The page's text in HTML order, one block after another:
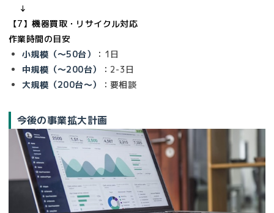
    ↓
作業時間の目安
小規模（～50台）
：1日
中規模（～200台）
：2-3日
大規模（200台～）
：要相談
今後の事業拡大計画